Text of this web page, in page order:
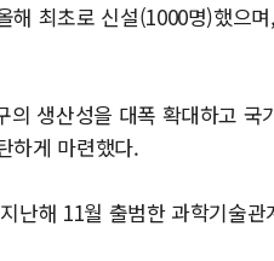
해 최초로 신설(1000명)했으
의 생산성을 대폭 확대하고
하게 마련했다.
난해 11월 출범한 과학기술